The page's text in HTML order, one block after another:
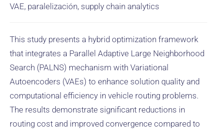
VAE, paralelización, supply chain analytics
This study presents a hybrid optimization framework
that integrates a Parallel Adaptive Large Neighborhood
Search (PALNS) mechanism with Variational
Autoencoders (VAEs) to enhance solution quality and
computational efficiency in vehicle routing problems.
The results demonstrate significant reductions in
routing cost and improved convergence compared to